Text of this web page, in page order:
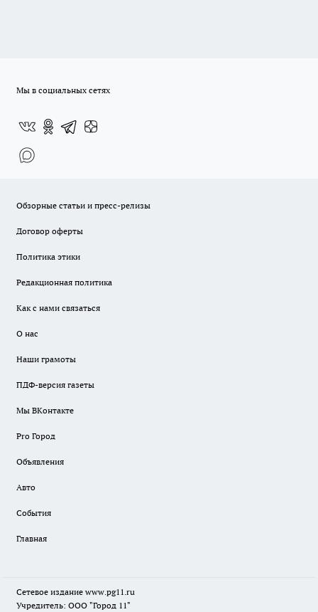
Мы в социальных сетях
Обзорные статьи и пресс-релизы
Договор оферты
Политика этики
Редакционная политика
Как с нами связаться
О нас
Наши грамоты
ПДФ-версия газеты
Мы ВКонтакте
Pro Город
Объявления
Авто
События
Главная
Сетевое издание www.pg11.ru
Учредитель: ООО "Город 11"